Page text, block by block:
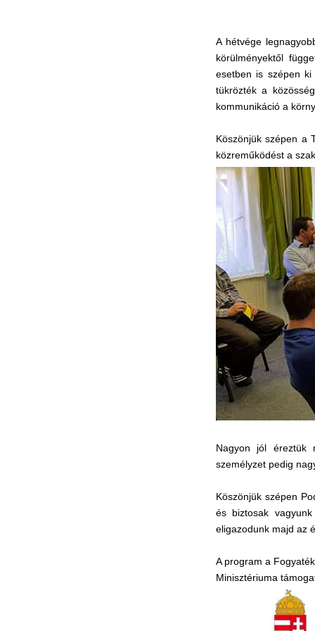
A hétvége
körülményektől
esetben is szépen
tükrözték a
kommunikáció a
Köszönjük szépen a
közreműködést a
Nagyon jól éreztük
személyzet pedig
Köszönjük szépen
és biztosak
eligazodunk majd az
A program a
Minisztériuma